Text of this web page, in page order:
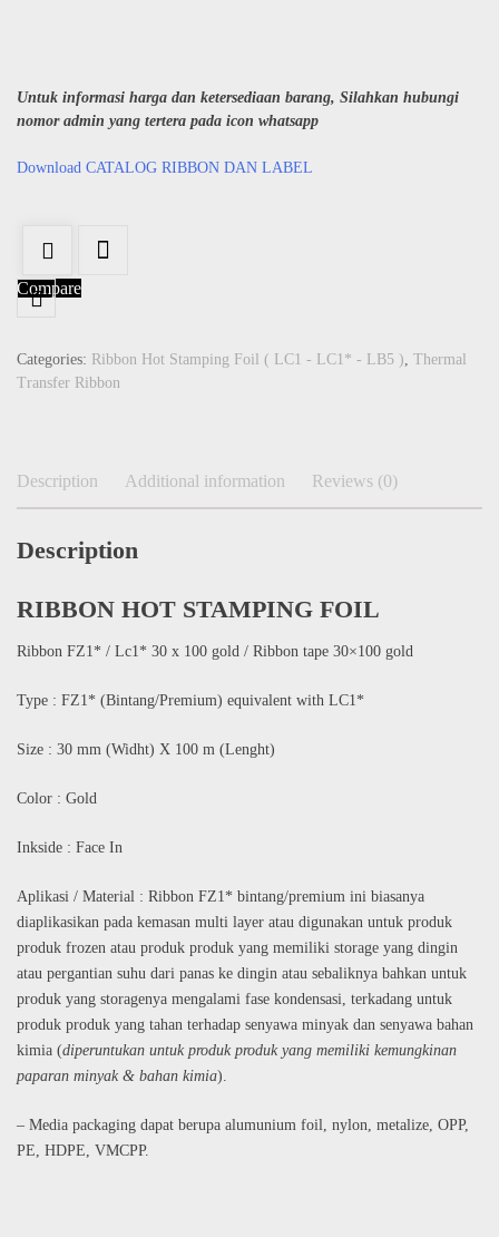
Untuk informasi harga dan ketersediaan barang, Silahkan hubungi
nomor admin yang tertera pada icon whatsapp
Download CATALOG RIBBON DAN LABEL
Compare
Categories: Ribbon Hot Stamping Foil ( LC1 - LC1* - LB5 ), Thermal
Transfer Ribbon
Description Additional information Reviews (0)
Description
RIBBON HOT STAMPING FOIL
Ribbon FZ1* / Lc1* 30 x 100 gold / Ribbon tape 30×100 gold
Type : FZ1* (Bintang/Premium) equivalent with LC1*
Size : 30 mm (Widht) X 100 m (Lenght)
Color : Gold
Inkside : Face In
Aplikasi / Material : Ribbon FZ1* bintang/premium ini biasanya
diaplikasikan pada kemasan multi layer atau digunakan untuk produk
produk frozen atau produk produk yang memiliki storage yang dingin
atau pergantian suhu dari panas ke dingin atau sebaliknya bahkan untuk
produk yang storagenya mengalami fase kondensasi, terkadang untuk
produk produk yang tahan terhadap senyawa minyak dan senyawa bahan
kimia (diperuntukan untuk produk produk yang memiliki kemungkinan
paparan minyak & bahan kimia).
– Media packaging dapat berupa alumunium foil, nylon, metalize, OPP,
PE, HDPE, VMCPP.